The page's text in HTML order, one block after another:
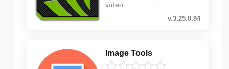
vídeo
v.3.25.0.84
Image Tools